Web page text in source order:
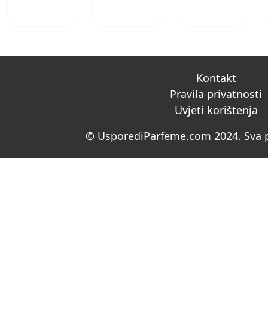
Kontakt
Pravila privatnosti
Uvjeti korištenja
© UsporediParfeme.com 2024. Sva